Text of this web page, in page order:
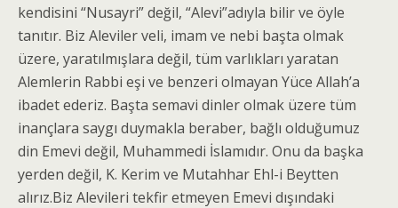
kendisini “Nusayri” değil, “Alevi”adıyla bilir ve öyle
tanıtır. Biz Aleviler veli, imam ve nebi başta olmak
üzere, yaratılmışlara değil, tüm varlıkları yaratan
Alemlerin Rabbi eşi ve benzeri olmayan Yüce Allah’a
ibadet ederiz. Başta semavi dinler olmak üzere tüm
inançlara saygı duymakla beraber, bağlı olduğumuz
din Emevi değil, Muhammedi İslamıdır. Onu da başka
yerden değil, K. Kerim ve Mutahhar Ehl-i Beytten
alırız.Biz Alevileri tekfir etmeyen Emevi dışındaki